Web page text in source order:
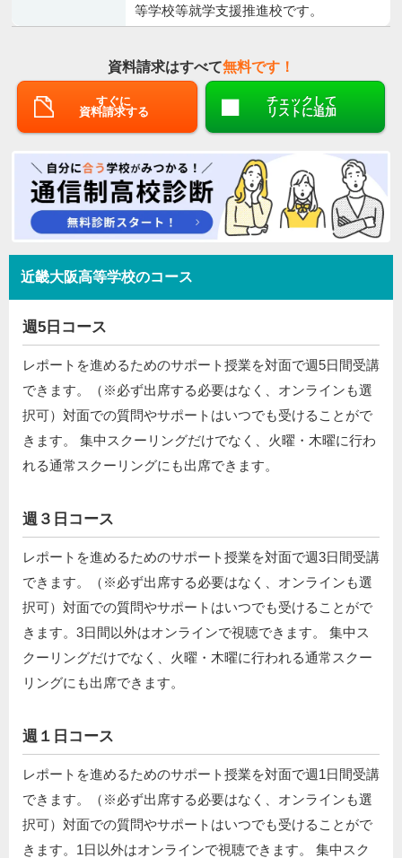
等学校等就学支援推進校です。
資料請求はすべて無料です！
すぐに
資料請求する
チェックして
リストに追加
近畿大阪高等学校のコース
週5日コース
レポートを進めるためのサポート授業を対面で週5日間受講
できます。（※必ず出席する必要はなく、オンラインも選
択可）対面での質問やサポートはいつでも受けることがで
きます。 集中スクーリングだけでなく、火曜・木曜に行わ
れる通常スクーリングにも出席できます。
週３日コース
レポートを進めるためのサポート授業を対面で週3日間受講
できます。（※必ず出席する必要はなく、オンラインも選
択可）対面での質問やサポートはいつでも受けることがで
きます。3日間以外はオンラインで視聴できます。 集中ス
クーリングだけでなく、火曜・木曜に行われる通常スクー
リングにも出席できます。
週１日コース
レポートを進めるためのサポート授業を対面で週1日間受講
できます。（※必ず出席する必要はなく、オンラインも選
択可）対面での質問やサポートはいつでも受けることがで
きます。1日以外はオンラインで視聴できます。 集中スク